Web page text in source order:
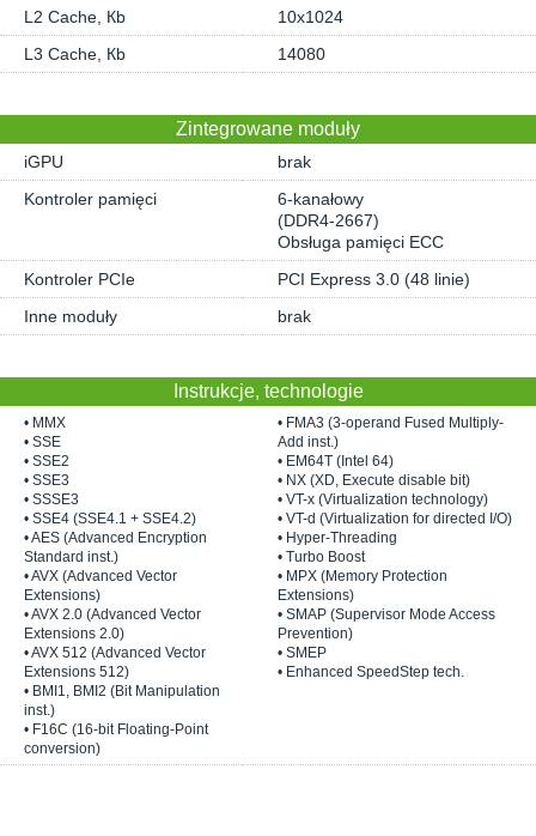
L2 Cache, Кb
10x1024
L3 Cache, Кb
14080
Zintegrowane moduły
iGPU
brak
Kontroler pamięci
6-kanałowy
(DDR4-2667)
Obsługa pamięci ECC
Kontroler PCIe
PCI Express 3.0 (48 linie)
Inne moduły
brak
Instrukcje, technologie
• MMX
• SSE
• SSE2
• SSE3
• SSSE3
• SSE4 (SSE4.1 + SSE4.2)
• AES (Advanced Encryption
Standard inst.)
• AVX (Advanced Vector
Extensions)
• AVX 2.0 (Advanced Vector
Extensions 2.0)
• AVX 512 (Advanced Vector
Extensions 512)
• BMI1, BMI2 (Bit Manipulation
inst.)
• F16C (16-bit Floating-Point
conversion)
• FMA3 (3-operand Fused Multiply-
Add inst.)
• EM64T (Intel 64)
• NX (XD, Execute disable bit)
• VT-x (Virtualization technology)
• VT-d (Virtualization for directed I/O)
• Hyper-Threading
• Turbo Boost
• MPX (Memory Protection
Extensions)
• SMAP (Supervisor Mode Access
Prevention)
• SMEP
• Enhanced SpeedStep tech.